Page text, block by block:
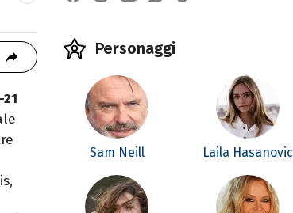
film
Personaggi
Sam Neill Laila Hasanovic